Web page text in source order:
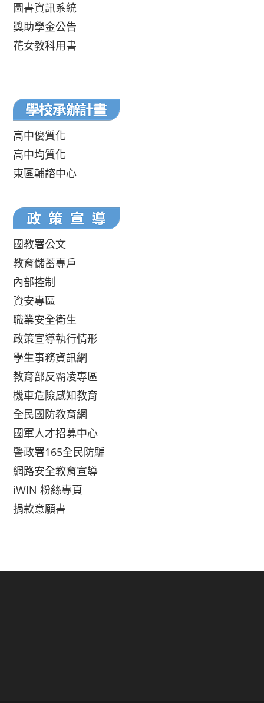
圖書資訊系統
獎助學金公告
花女教科用書
高中優質化
高中均質化
東區輔諮中心
國教署公文
教育儲蓄專戶
內部控制
資安專區
職業安全衛生
政策宣導執行情形
學生事務資訊網
教育部反霸凌專區
機車危險感知教育
全民國防教育網
國軍人才招募中心
警政署165全民防騙
網路安全教育宣導
iWIN 粉絲專頁
捐款意願書